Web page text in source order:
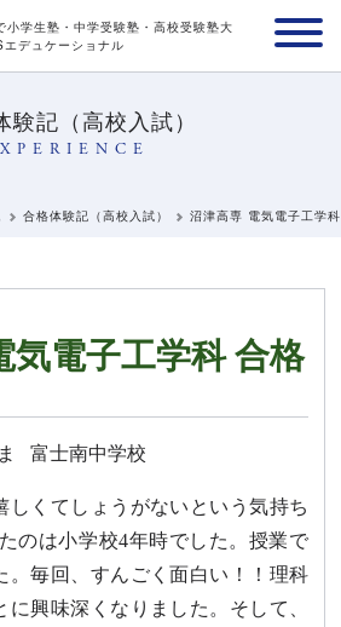
小学生塾・中学受験塾・高校受験塾大
デュケーショナル
験記（高校入試）
合格体験記（高校入試） 沼津高専 電気電子工学
気電子工学科 合格
富士南中学校
しくてしょうがないという気持ち
のは小学校4年時でした。授業で
。毎回、すんごく面白い！！理科
に興味深くなりました。そして、